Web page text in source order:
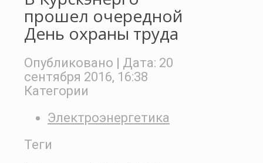
прошел очередной
День охраны труда
Опубликовано | Дата: 20
сентября 2016, 16:38
Категории
Электроэнергетика
Теги